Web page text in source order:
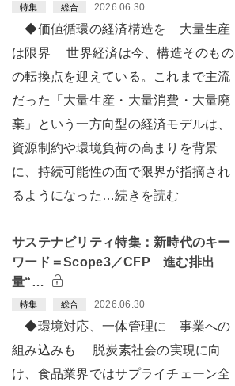
特集 総合 2026.06.30
◆価値循環の経済構造を 大量生産
は限界 世界経済は今、構造そのもの
の転換点を迎えている。これまで主流
だった「大量生産・大量消費・大量廃
棄」という一方向型の経済モデルは、
資源制約や環境負荷の高まりを背景
に、持続可能性の面で限界が指摘され
るようになった…続きを読む
サステナビリティ特集：新時代のキー
ワード＝Scope3／CFP 進む排出
量“…
特集 総合 2026.06.30
◆環境対応、一体管理に 事業への
組み込みも 脱炭素社会の実現に向
け、食品業界ではサプライチェーン全